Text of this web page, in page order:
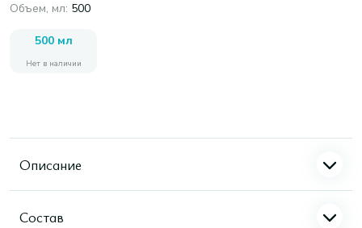
Объем, мл: 500
500 мл
Нет в наличии
Описание
Состав